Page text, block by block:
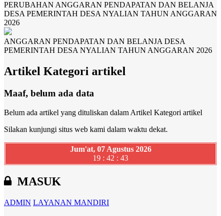
PERUBAHAN ANGGARAN PENDAPATAN DAN BELANJA
DESA PEMERINTAH DESA NYALIAN TAHUN ANGGARAN
2026
ANGGARAN PENDAPATAN DAN BELANJA DESA
PEMERINTAH DESA NYALIAN TAHUN ANGGARAN 2026
Artikel Kategori artikel
Maaf, belum ada data
Belum ada artikel yang dituliskan dalam Artikel Kategori artikel
Silakan kunjungi situs web kami dalam waktu dekat.
Jum'at, 07 Agustus 2026
19 : 42 : 44
MASUK
ADMIN LAYANAN MANDIRI